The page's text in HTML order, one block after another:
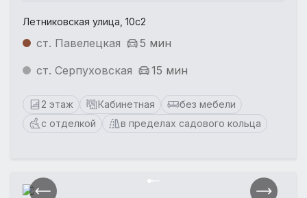
Летниковская улица, 10с2
ст. Павелецкая
5 мин
ст. Серпуховская
15 мин
2 этаж Кабинетная
без мебели
с отделкой
в пределах садового кольца